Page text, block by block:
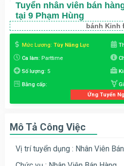
Tuyển nhân viên bán
tại 9 Phạm Hùng
bánh Kinh
Mức Lương: Tùy Năng Lực
Ca làm: Parttime
Số lượng: 5
Bằng cấp:
Ứng Tuyển
Mô Tả Công Việc
Vị trí tuyển dụng : Nhân Viên